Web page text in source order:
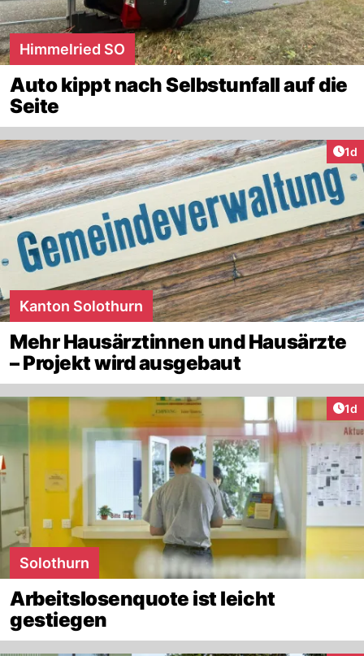
Himmelried SO
Auto kippt nach Selbstunfall auf die
Seite
1d
Kanton Solothurn
Mehr Hausärztinnen und Hausärzte
– Projekt wird ausgebaut
1d
Solothurn
Arbeitslosenquote ist leicht
gestiegen